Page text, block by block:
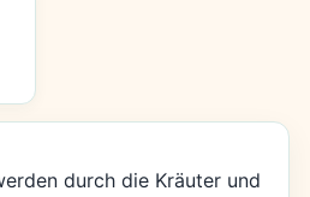
durch die Kräuter und